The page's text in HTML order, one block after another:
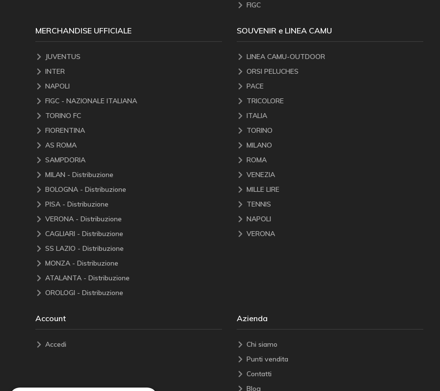
FIGC
MERCHANDISE UFFICIALE
JUVENTUS
INTER
NAPOLI
FIGC - NAZIONALE ITALIANA
TORINO FC
FIORENTINA
AS ROMA
SAMPDORIA
MILAN - Distribuzione
BOLOGNA - Distribuzione
PISA - Distribuzione
VERONA - Distribuzione
CAGLIARI - Distribuzione
SS LAZIO - Distribuzione
MONZA - Distribuzione
ATALANTA - Distribuzione
OROLOGI - Distribuzione
SOUVENIR e LINEA CAMU
LINEA CAMU-OUTDOOR
ORSI PELUCHES
PACE
TRICOLORE
ITALIA
TORINO
MILANO
ROMA
VENEZIA
MILLE LIRE
TENNIS
NAPOLI
VERONA
Account
Accedi
Azienda
Chi siamo
Punti vendita
Contatti
Blog